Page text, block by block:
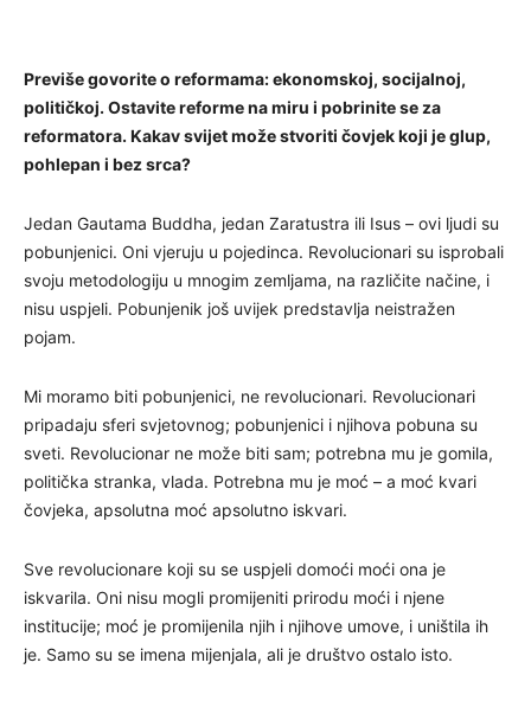
Previše govorite o reformama: ekonomskoj, socijalnoj,
političkoj. Ostavite reforme na miru i pobrinite se za
reformatora. Kakav svijet može stvoriti čovjek koji je glup,
pohlepan i bez srca?
Jedan Gautama Buddha, jedan Zaratustra ili Isus – ovi ljudi su
pobunjenici. Oni vjeruju u pojedinca. Revolucionari su isprobali
svoju metodologiju u mnogim zemljama, na različite načine, i
nisu uspjeli. Pobunjenik još uvijek predstavlja neistražen
pojam.
Mi moramo biti pobunjenici, ne revolucionari. Revolucionari
pripadaju sferi svjetovnog; pobunjenici i njihova pobuna su
sveti. Revolucionar ne može biti sam; potrebna mu je gomila,
politička stranka, vlada. Potrebna mu je moć – a moć kvari
čovjeka, apsolutna moć apsolutno iskvari.
Sve revolucionare koji su se uspjeli domoći moći ona je
iskvarila. Oni nisu mogli promijeniti prirodu moći i njene
institucije; moć je promijenila njih i njihove umove, i uništila ih
je. Samo su se imena mijenjala, ali je društvo ostalo isto.